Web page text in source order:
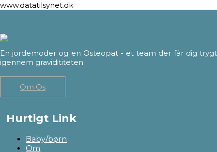
www.datatilsynet.dk
En jordemoder og en Osteopat - et team der får dig trygt
igennem gravidititeten
Om Os
Hurtigt Link
Baby/børn
Om